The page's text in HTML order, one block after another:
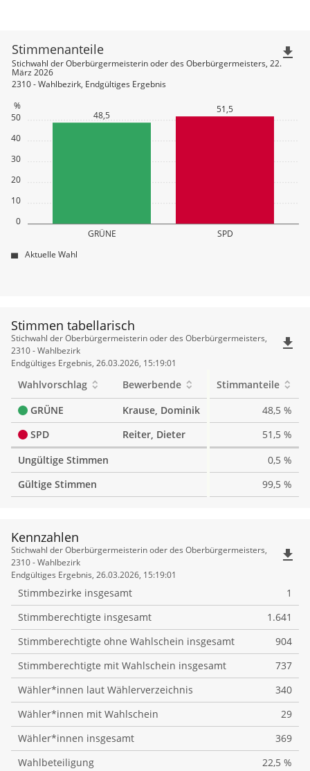
0
10
20
30
40
50
%
GRÜNE SPD
48,5
51,5
Stimmenanteile
Stichwahl der Oberbürgermeisterin oder des Oberbürgermeisters, 22.
März 2026
2310 - Wahlbezirk, Endgültiges Ergebnis
Aktuelle Wahl
file_download
Stimmen tabellarisch
Stimmen
tabellarisch
Stichwahl der Oberbürgermeisterin oder des Oberbürgermeisters,
2310 - Wahlbezirk
Endgültiges Ergebnis, 26.03.2026, 15:19:01
file_download
Wahlvorschlag Bewerbende
Stimmanteile
GRÜNE
Krause, Dominik
48,5 %
SPD
Reiter, Dieter
51,5 %
Ungültige Stimmen
0,5 %
Gültige Stimmen
99,5 %
Kennzahlen
Kennzahlen
Stichwahl der Oberbürgermeisterin oder des Oberbürgermeisters,
2310 - Wahlbezirk
Endgültiges Ergebnis, 26.03.2026, 15:19:01
file_download
Stimmbezirke insgesamt
1
Stimmberechtigte insgesamt
1.641
Stimmberechtigte ohne Wahlschein insgesamt
904
Stimmberechtigte mit Wahlschein insgesamt
737
Wähler*innen laut Wählerverzeichnis
340
Wähler*innen mit Wahlschein
29
Wähler*innen insgesamt
369
Wahlbeteiligung
22,5 %